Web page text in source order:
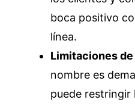
boca positivo
línea.
Limitaciones
nombre es
puede restringir